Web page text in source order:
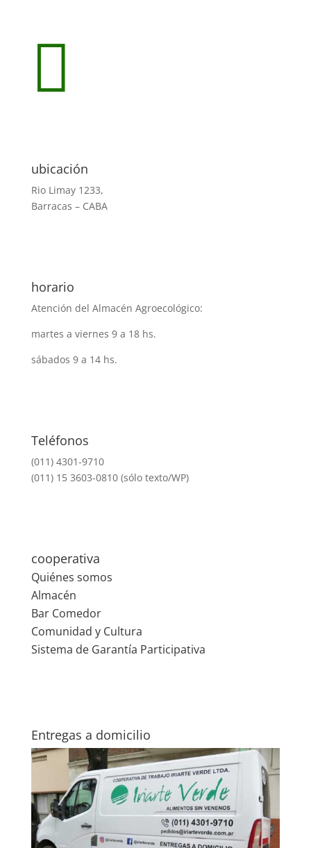

ubicación
Rio Limay 1233,
Barracas – CABA
horario
Atención del Almacén Agroecológico:
martes a viernes 9 a 18 hs.
sábados 9 a 14 hs.
Teléfonos
(011) 4301-9710
(011) 15 3603-0810 (sólo texto/WP)
cooperativa
Quiénes somos
Almacén
Bar Comedor
Comunidad y Cultura
Sistema de Garantía Participativa
Entregas a domicilio